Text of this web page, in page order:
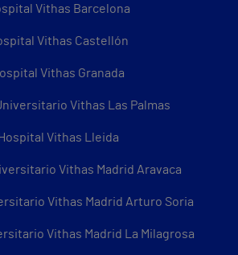
Vithas Barcelona
Vithas Castellón
Vithas Granada
Vithas Las Palmas
Hospital Vithas Lleida
Vithas Madrid Aravaca
Vithas Madrid Arturo Soria
Vithas Madrid La Milagrosa